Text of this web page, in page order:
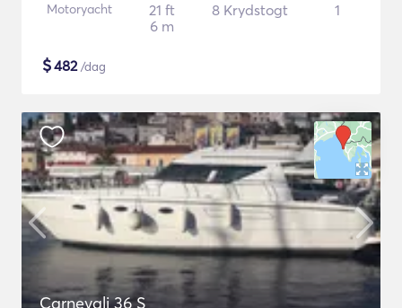
Motoryacht
21 ft
6 m
8 Krydstogt 1
$482/dag
Carnevali 36 S